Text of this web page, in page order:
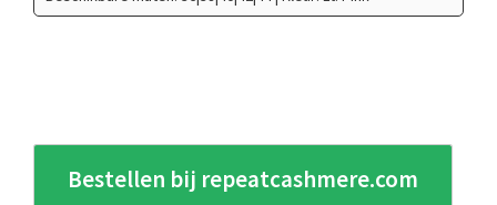
Bestellen bij repeatcashmere.com